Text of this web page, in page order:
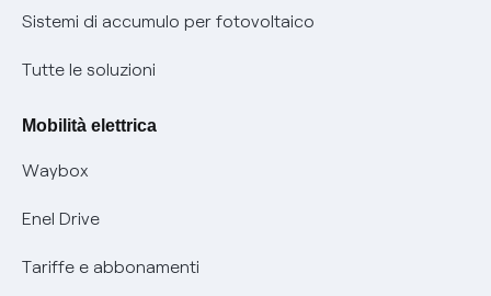
Informazioni precontrattuali prodotti e servizi
Condizioni generali di contratto prodotti e servizi
Informativa RAEE
Informativa Privacy AI
Certificazioni
Nuove regole europee per la protezione dei dati
Offerte Placet non vulnerabili
Offerta Tutela Vulnerabilità Gas
Mobilità Elettrica
Phishing e truffe online
Sistemi di accumulo per fotovoltaico
Tutte le soluzioni
Mobilità elettrica
Waybox
Enel Drive
Tariffe e abbonamenti